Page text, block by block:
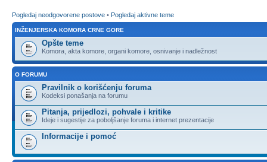
Pogledaj neodgovorene postove • Pogledaj aktivne teme
INŽENJERSKA KOMORA CRNE GORE
Opšte teme
Komora, akta komore, organi komore, osnivanje i nadležnost
O FORUMU
Pravilnik o korišćenju foruma
Kodeksi ponašanja na forumu
Pitanja, prijedlozi, pohvale i kritike
Ideje i sugestije za poboljšanje foruma i internet prezentacije
Informacije i pomoć